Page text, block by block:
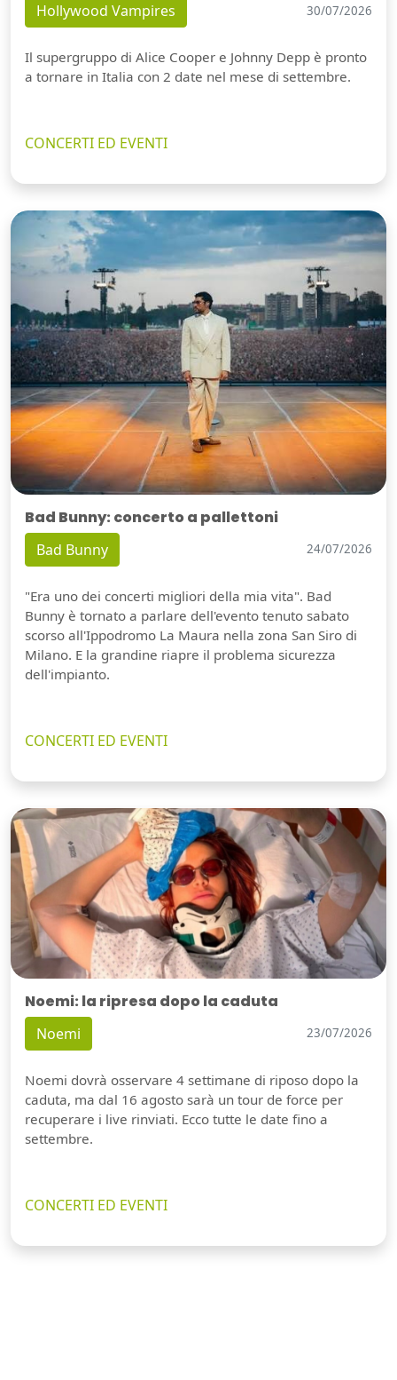
Hollywood Vampires 30/07/2026
Il supergruppo di Alice Cooper e Johnny Depp è pronto
a tornare in Italia con 2 date nel mese di settembre.
CONCERTI ED EVENTI
Bad Bunny: concerto a pallettoni
Bad Bunny 24/07/2026
"Era uno dei concerti migliori della mia vita". Bad
Bunny è tornato a parlare dell'evento tenuto sabato
scorso all'Ippodromo La Maura nella zona San Siro di
Milano. E la grandine riapre il problema sicurezza
dell'impianto.
CONCERTI ED EVENTI
Noemi: la ripresa dopo la caduta
Noemi 23/07/2026
Noemi dovrà osservare 4 settimane di riposo dopo la
caduta, ma dal 16 agosto sarà un tour de force per
recuperare i live rinviati. Ecco tutte le date fino a
settembre.
CONCERTI ED EVENTI